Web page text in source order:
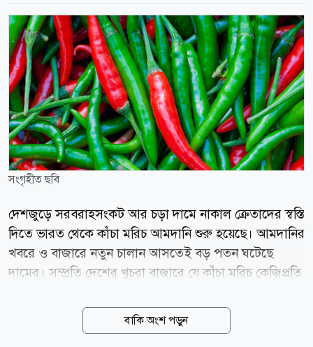
সংগৃহীত ছবি
দেশজুড়ে সরবরাহসংকট আর চড়া দামে নাকাল ক্রেতাদের স্বস্তি
দিতে ভারত থেকে কাঁচা মরিচ আমদানি শুরু হয়েছে। আমদানির
খবরে ও বাজারে নতুন চালান আসতেই বড় পতন ঘটেছে
দামের। সম্প্রতি দেশের খুচরা বাজারে যে কাঁচা মরিচ কেজিপ্রতি
স্থলবন্দরের পাইকারি বাজারে তা নেমে এসেছে ৮০ থেকে ১০০
টাকায়। হিলি স্থলবন্দর কার্যালয় সূত্রে জানা গেছে, সাড়ে আট
বাকি অংশ পড়ুন